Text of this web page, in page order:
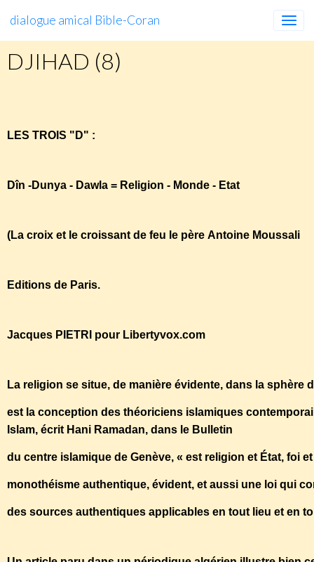
dialogue amical Bible-Coran
DJIHAD (8)
LES TROIS "D" :
Dîn -Dunya - Dawla = Religion - Monde - Etat
(La croix et le croissant de feu le père Antoine Moussali
Editions de Paris.
Jacques PIETRI pour Libertyvox.com
La religion se situe, de manière évidente, dans la
est la conception des théoriciens islamiques
Islam, écrit Hani Ramadan, dans le Bulletin
du centre islamique de Genève, « est religion et État, foi
monothéisme authentique, évident, et aussi une loi qui
des sources authentiques applicables en tout lieu et en